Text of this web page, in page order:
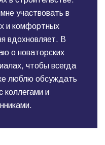
участвовать в
и комфортных
вдохновляет. В
о новаторских
чтобы всегда
люблю обсуждать
коллегами и